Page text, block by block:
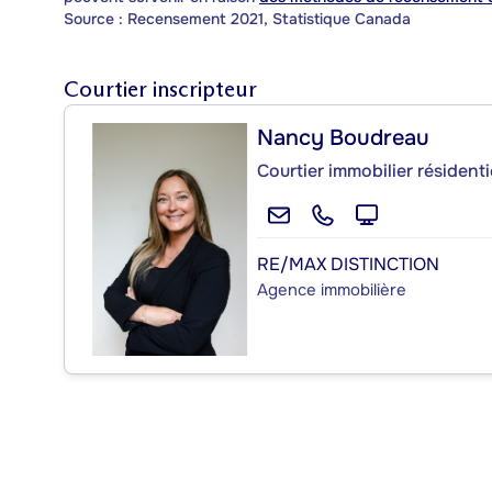
Source : Recensement 2021, Statistique Canada
Courtier inscripteur
Nancy Boudreau
Courtier immobilier
RE/MAX DISTINCTION
Agence immobilière